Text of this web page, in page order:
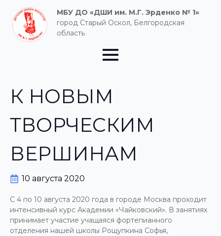
МБУ ДО «ДШИ им. М.Г. Эрденко № 1»
город Старый Оскол, Белгородская
область
К НОВЫМ
ТВОРЧЕСКИМ
ВЕРШИНАМ
10 августа 2020
С 4 по 10 августа 2020 года в городе Москва проходит
интенсивный курс Академии «Чайковский». В занятиях
принимает участие учащаяся фортепианного
отделения нашей школы Рощупкина Софья,